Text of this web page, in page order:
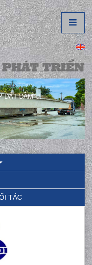
ĐẶT DẦM U.
TÁC